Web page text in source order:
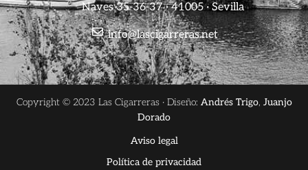
Naves 35-36-37 · 41005 · Sevilla
info@lascigarreras.net
Copyright © 2023 Las Cigarreras · Diseño: Andrés Trigo, Juanjo
Dorado
Aviso legal
Política de privacidad